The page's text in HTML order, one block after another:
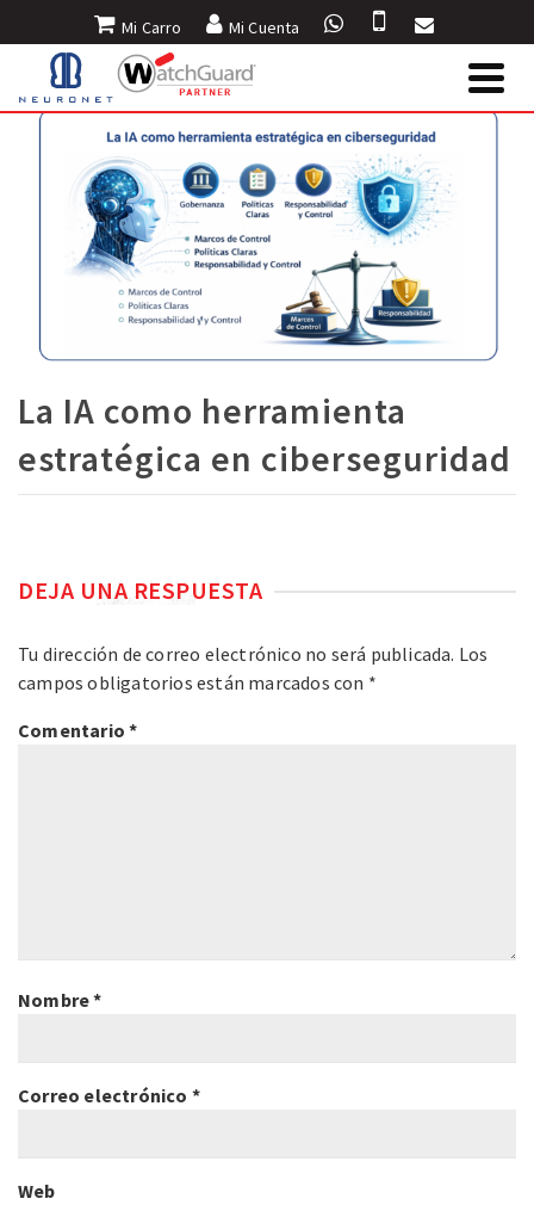
Mi Carro Mi Cuenta
La IA como herramienta
estratégica en ciberseguridad
DEJA UNA RESPUESTA
Tu dirección de correo electrónico no será publicada. Los
campos obligatorios están marcados con *
Comentario*
Nombre*
Correo electrónico *
Web